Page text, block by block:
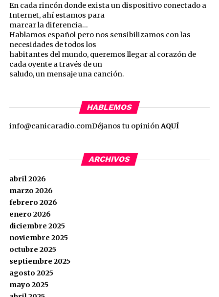
En cada rincón donde exista un dispositivo conectado a
Internet, ahí estamos para
marcar la diferencia…
Hablamos español pero nos sensibilizamos con las
necesidades de todos los
habitantes del mundo, queremos llegar al corazón de
cada oyente a través de un
saludo, un mensaje una canción.
HABLEMOS
info@canicaradio.comDéjanos tu opiniónAQUÍ
ARCHIVOS
abril 2026
marzo 2026
febrero 2026
enero 2026
diciembre 2025
noviembre 2025
octubre 2025
septiembre 2025
agosto 2025
mayo 2025